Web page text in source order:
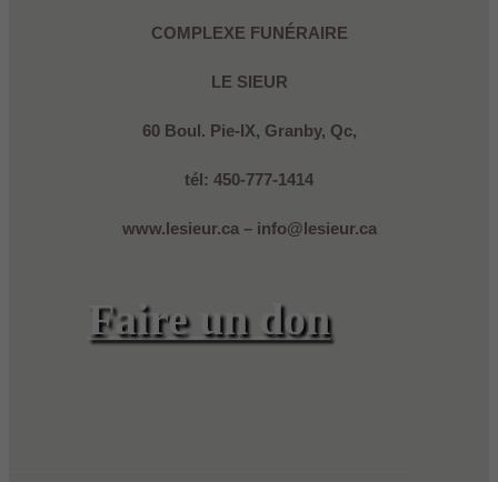
COMPLEXE FUNÉRAIRE
LE SIEUR
60 Boul. Pie-IX, Granby, Qc,
tél: 450-777-1414
www.lesieur.ca – info@lesieur.ca
Faire un don